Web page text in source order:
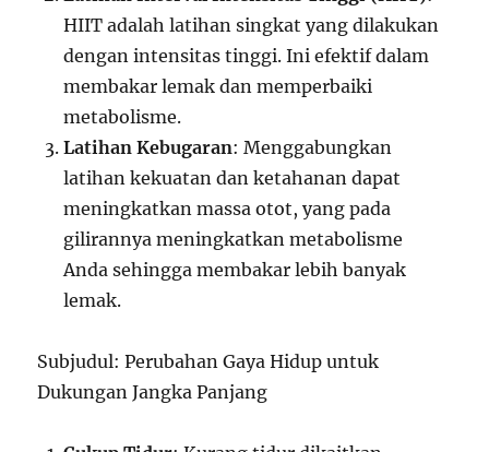
HIIT adalah latihan singkat yang dilakukan
dengan intensitas tinggi. Ini efektif dalam
membakar lemak dan memperbaiki
metabolisme.
Latihan Kebugaran: Menggabungkan
latihan kekuatan dan ketahanan dapat
meningkatkan massa otot, yang pada
gilirannya meningkatkan metabolisme
Anda sehingga membakar lebih banyak
lemak.
Subjudul: Perubahan Gaya Hidup untuk
Dukungan Jangka Panjang